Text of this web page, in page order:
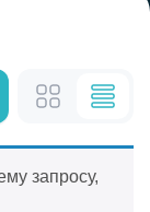
запросу,